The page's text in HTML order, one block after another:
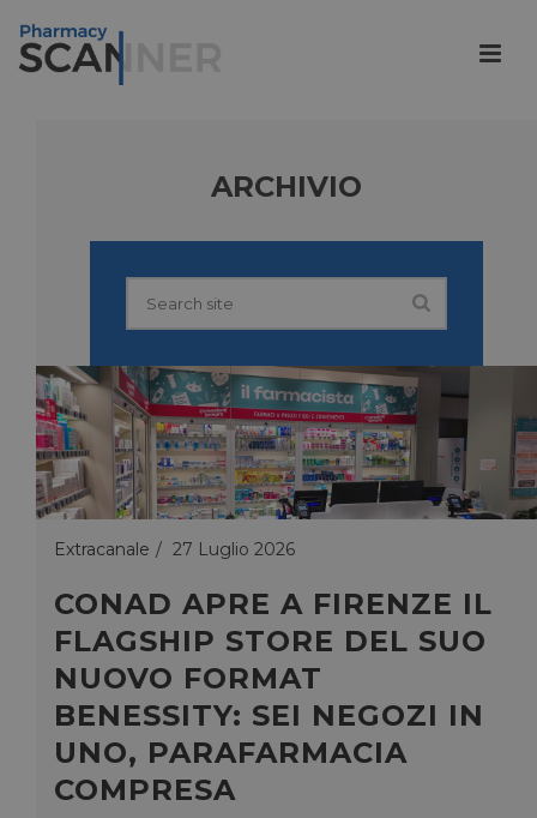
ARCHIVIO
Extracanale 27 Luglio 2026
CONAD APRE A FIRENZE IL
FLAGSHIP STORE DEL SUO
NUOVO FORMAT
BENESSITY: SEI NEGOZI IN
UNO, PARAFARMACIA
COMPRESA